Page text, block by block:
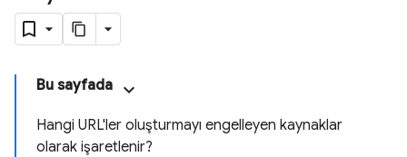
Bu sayfada
Hangi URL'ler oluşturmayı engelleyen kaynaklar
olarak işaretlenir?